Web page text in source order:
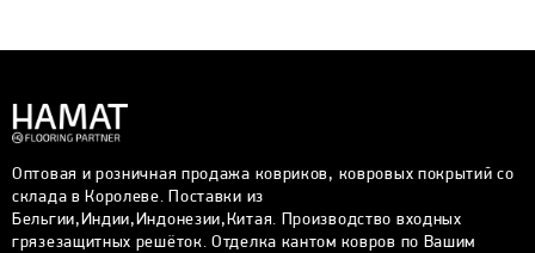
Оптовая и розничная продажа ковриков, ковровых покрытий со
склада в Королеве. Поставки из
Бельгии,Индии,Индонезии,Китая. Производство входных
грязезащитных решёток. Отделка кантом ковров по Вашим